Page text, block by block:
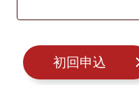
初回申込